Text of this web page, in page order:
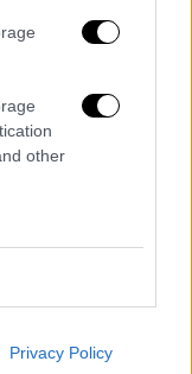
other
Privacy Policy
στον
οποίο
για
καλώδιο
σας ευθύνη. Το
θα